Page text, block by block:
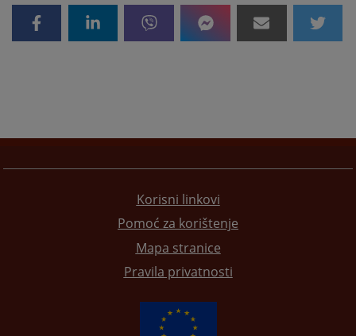
Korisni linkovi
Pomoć za korištenje
Mapa stranice
Pravila privatnosti